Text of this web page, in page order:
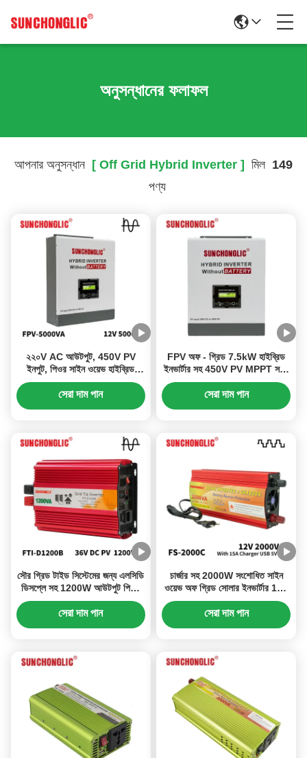
অনুসন্ধানের ফলাফল
আপনার অনুসন্ধান [ Off Grid Hybrid Inverter ] মিল 149
পণ্য
২২০V AC আউটপুট, 450V PV
ইনপুট, পিওর সাইন ওয়েভ হাইব্রিড
সোলার ইনভার্টার, অফ গ্রিড MPPT
ইনভার্টার
সেরা দাম পান
FPV অফ - গ্রিড 7.5kW হাইব্রিড
ইনভার্টার সহ 450V PV MPPT সহজ
ইনস্টলেশনের জন্য
সেরা দাম পান
সৌর গ্রিড টাইড সিস্টেমের জন্য এলসিডি
ডিসপ্লে সহ 1200W আউটপুট পিওর
সাইন ওয়েভ গ্রিড টাই ইনভার্টার
সেরা দাম পান
চার্জার সহ 2000W সংশোধিত সাইন
ওয়েভ অফ গ্রিড সোলার ইনভার্টার 12V
থেকে 220V পাওয়ার ইনভার্টার
সেরা দাম পান